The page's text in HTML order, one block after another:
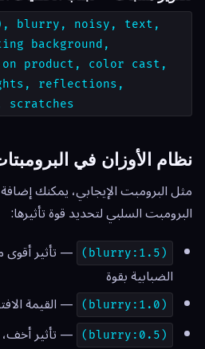
blurry, noisy, text,
background,
on product, color cast,
reflections,
نظام الأوزان في
مثل البرومبت الإيجابي، يمكنك
البرومبت السلبي لتحديد قوة تأثيرها:
(blurry:1.5)
— تأثير أقوى
الضبابية بقوة
(blurry:1.0) — القيمة
(blurry:0.5)
— تأثير